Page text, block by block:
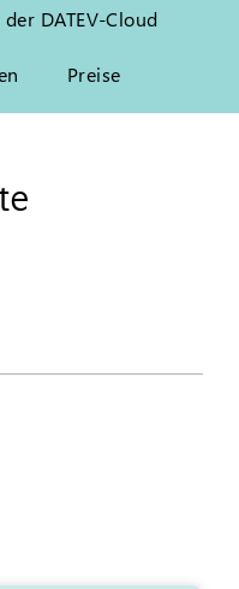
DATEV-Cloud
Preise